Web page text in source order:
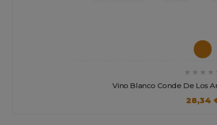
   
Vino Blanco Conde De Los
28,34